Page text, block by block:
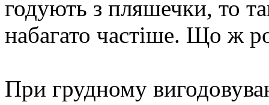
годують з пляшечки, то
набагато частіше. Що ж
При грудному